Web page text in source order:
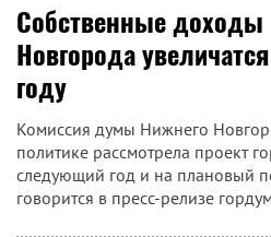
Собственные доходы
Новгорода
году
Комиссия думы Нижнего
политике рассмотрела проект
следующий год и на плановый
говорится в пресс-релизе